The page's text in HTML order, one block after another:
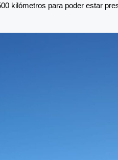
kilómetros para poder estar